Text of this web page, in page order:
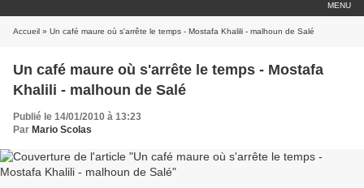
MENU
Accueil » Un café maure où s'arrête le temps - Mostafa Khalili - malhoun de Salé
Un café maure où s'arrête le temps - Mostafa
Khalili - malhoun de Salé
Publié le 14/01/2010 à 13:23
Par Mario Scolas